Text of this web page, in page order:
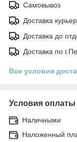
Самовывоз
Доставка
Доставка до
Доставка по
Все условия
Условия оплаты
Наличными
Наложенный